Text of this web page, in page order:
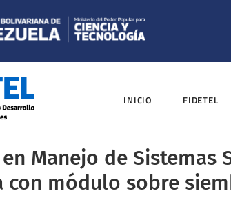
INICIO FIDETEL
Manejo de Sistemas
con módulo sobre